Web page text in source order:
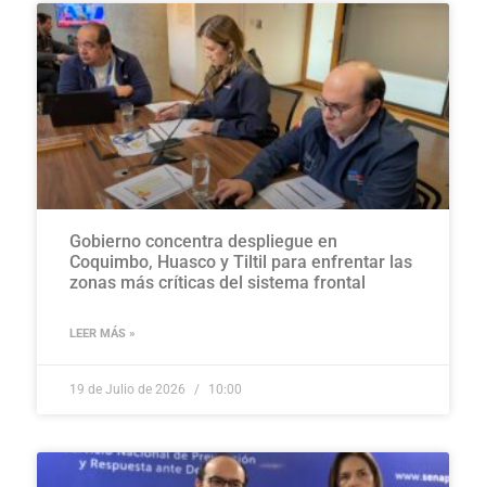
Gobierno concentra despliegue en
Coquimbo, Huasco y Tiltil para enfrentar las
zonas más críticas del sistema frontal
LEER MÁS »
19 de Julio de 2026 10:00